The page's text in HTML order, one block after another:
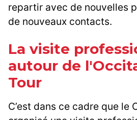
repartir avec de nouvelles
de nouveaux contacts.
La visite
autour de
Tour
C’est dans ce cadre que le